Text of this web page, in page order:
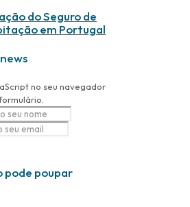
do Seguro de
em Portugal
no seu navegador
pode poupar